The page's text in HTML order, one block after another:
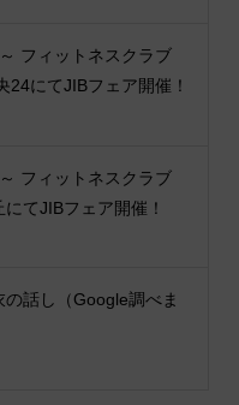
フィットネスクラブ
24にてJIBフェア開催！
フィットネスクラブ
てJIBフェア開催！
話し（Google調べま